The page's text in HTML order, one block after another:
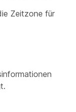
Zeitzone für